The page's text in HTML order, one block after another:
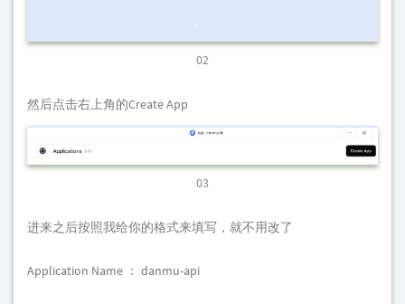
02
然后点击右上角的Create App
03
进来之后按照我给你的格式来填写，就不用改了
Application Name ： danmu-api